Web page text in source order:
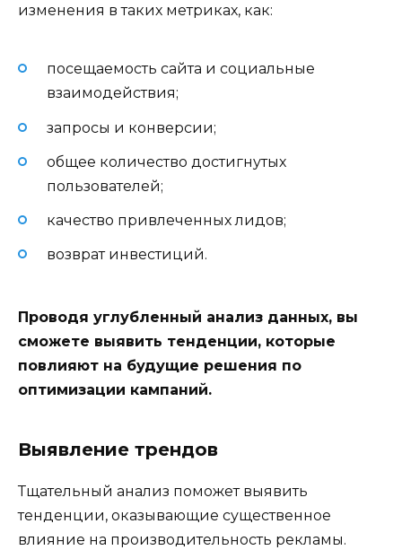
изменения в таких метриках, как:
посещаемость сайта и социальные
взаимодействия;
запросы и конверсии;
общее количество достигнутых
пользователей;
качество привлеченных лидов;
возврат инвестиций.
Проводя углубленный анализ данных, вы
сможете выявить тенденции, которые
повлияют на будущие решения по
оптимизации кампаний.
Выявление трендов
Тщательный анализ поможет выявить
тенденции, оказывающие существенное
влияние на производительность рекламы.